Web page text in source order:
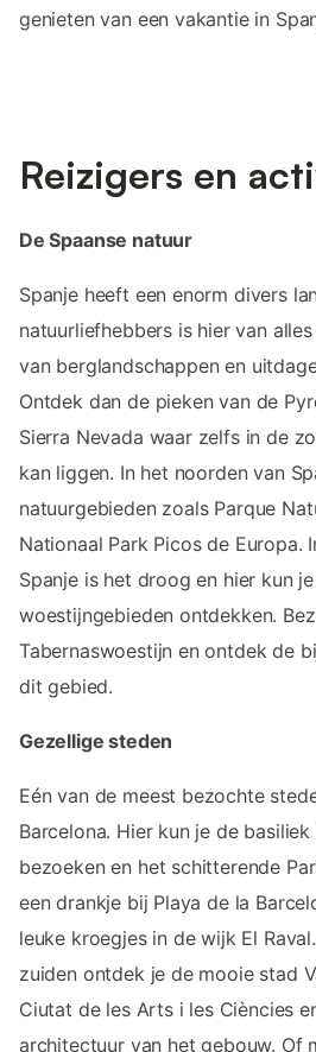
genieten van een vakantie in
Reizigers en
De Spaanse natuur
Spanje heeft een enorm divers
natuurliefhebbers is hier van
van berglandschappen en
Ontdek dan de pieken van de
Sierra Nevada waar zelfs in de
kan liggen. In het noorden van
natuurgebieden zoals Parque
Nationaal Park Picos de Europa.
Spanje is het droog en hier kun
woestijngebieden ontdekken.
Tabernaswoestijn en ontdek de
dit gebied.
Gezellige steden
Eén van de meest bezochte
Barcelona. Hier kun je de
bezoeken en het schitterende
een drankje bij Playa de la
leuke kroegjes in de wijk El
zuiden ontdek je de mooie stad
Ciutat de les Arts i les Ciències
architectuur van het gebouw. Of